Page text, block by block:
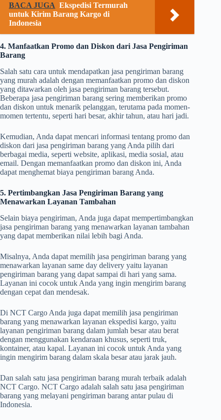
BACA JUGA Ekspedisi Termurah
untuk Kirim Barang Kargo di
Indonesia
4. Manfaatkan Promo dan Diskon dari Jasa Pengiriman
Barang
Salah satu cara untuk mendapatkan jasa pengiriman barang
yang murah adalah dengan memanfaatkan promo dan diskon
yang ditawarkan oleh jasa pengiriman barang tersebut.
Beberapa jasa pengiriman barang sering memberikan promo
dan diskon untuk menarik pelanggan, terutama pada momen-
momen tertentu, seperti hari besar, akhir tahun, atau hari jadi.
Kemudian, Anda dapat mencari informasi tentang promo dan
diskon dari jasa pengiriman barang yang Anda pilih dari
berbagai media, seperti website, aplikasi, media sosial, atau
email. Dengan memanfaatkan promo dan diskon ini, Anda
dapat menghemat biaya pengiriman barang Anda.
5. Pertimbangkan Jasa Pengiriman Barang yang
Menawarkan Layanan Tambahan
Selain biaya pengiriman, Anda juga dapat mempertimbangkan
jasa pengiriman barang yang menawarkan layanan tambahan
yang dapat memberikan nilai lebih bagi Anda.
Misalnya, Anda dapat memilih jasa pengiriman barang yang
menawarkan layanan same day delivery yaitu layanan
pengiriman barang yang dapat sampai di hari yang sama.
Layanan ini cocok untuk Anda yang ingin mengirim barang
dengan cepat dan mendesak.
Di NCT Cargo Anda juga dapat memilih jasa pengiriman
barang yang menawarkan layanan ekspedisi kargo, yaitu
layanan pengiriman barang dalam jumlah besar atau berat
dengan menggunakan kendaraan khusus, seperti truk,
kontainer, atau kapal. Layanan ini cocok untuk Anda yang
ingin mengirim barang dalam skala besar atau jarak jauh.
Dan salah satu jasa pengiriman barang murah terbaik adalah
NCT Cargo. NCT Cargo adalah salah satu jasa pengiriman
barang yang melayani pengiriman barang antar pulau di
Indonesia.